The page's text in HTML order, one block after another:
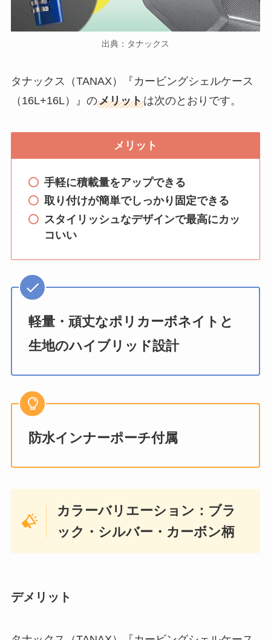
出典：タナックス
タナックス（TANAX）『カービングシェルケース
（16L+16L）』のメリットは次のとおりです。
メリット
手軽に積載量をアップできる
取り付けが簡単でしっかり固定できる
スタイリッシュなデザインで最高にカッ
コいい
軽量・頑丈なポリカーボネイトと
生地のハイブリッド設計
防水インナーポーチ付属
カラーバリエーション：ブラ
ック・シルバー・カーボン柄
デメリット